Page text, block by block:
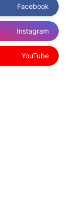
Facebook
Instagram
YouTube